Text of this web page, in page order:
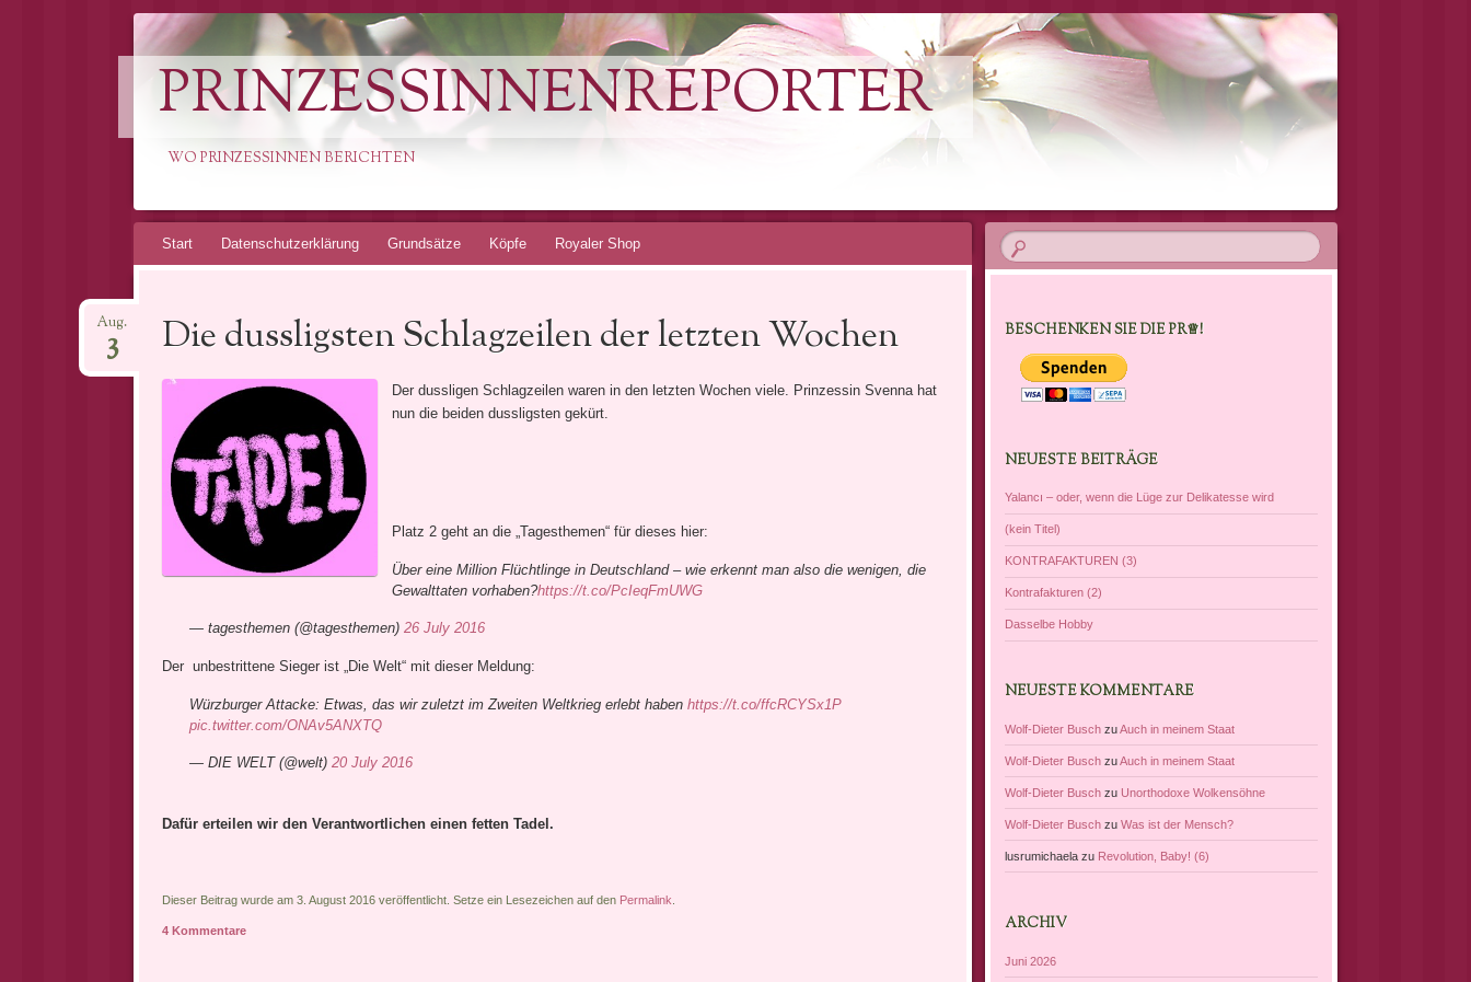
PRINZESSINNENREPORTER
WO PRINZESSINNEN BERICHTEN
Springe
Start Datenschutzerklärung Grundsätze Köpfe Royaler Shop
Die dussligsten Schlagzeilen der letzten Wochen
Aug.
3
Der dussligen Schlagzeilen waren in den letzten Wochen viele. Prinzessin Svenna hat
nun die beiden dussligsten gekürt.
Platz 2 geht an die „Tagesthemen“ für dieses hier:
Über eine Million Flüchtlinge in Deutschland – wie erkennt man also die wenigen, die
Gewalttaten vorhaben?https://t.co/PcIeqFmUWG
— tagesthemen (@tagesthemen) 26 July 2016
Der unbestrittene Sieger ist „Die Welt“ mit dieser Meldung:
Würzburger Attacke: Etwas, das wir zuletzt im Zweiten Weltkrieg erlebt haben https://t.co/ffcRCYSx1P
pic.twitter.com/ONAv5ANXTQ
— DIE WELT (@welt) 20 July 2016
Dafür erteilen wir den Verantwortlichen einen fetten Tadel.
Dieser Beitrag wurde am 3. August 2016 veröffentlicht. Setze ein Lesezeichen auf den Permalink
4 Kommentare
BESCHENKEN SIE DIE PR♕!
NEUESTE BEITRÄGE
Yalancı – oder, wenn die Lüge zur Delikatesse wird
(kein Titel)
KONTRAFAKTUREN (3)
Kontrafakturen (2)
Dasselbe Hobby
NEUESTE KOMMENTARE
Wolf-Dieter Busch zuAuch in meinem Staat
Wolf-Dieter Busch zuAuch in meinem Staat
Wolf-Dieter Busch zu Unorthodoxe Wolkensöhne
Wolf-Dieter Busch zuWas ist der Mensch?
lusrumichaela zu Revolution, Baby! (6)
ARCHIV
Juni 2026